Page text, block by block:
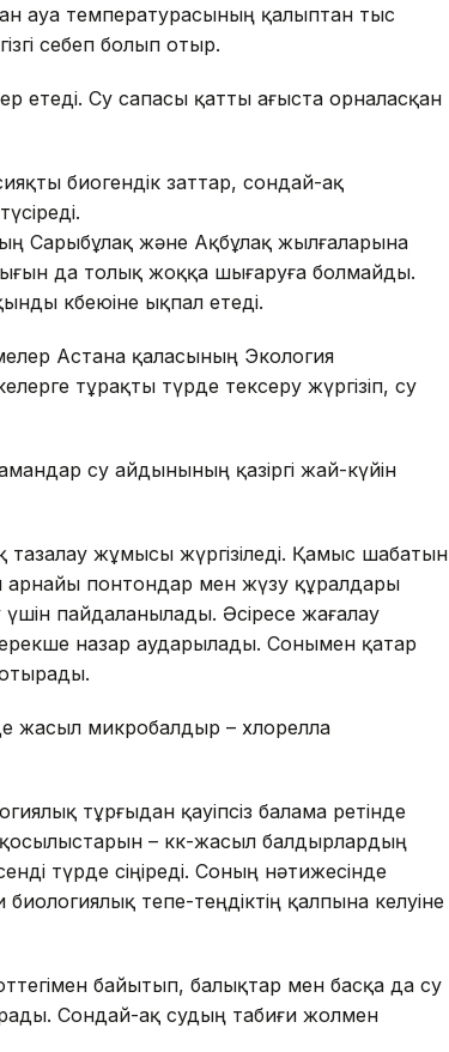
ауа температурасының қалыптан тыс
себеп болып отыр.
етеді. Су сапасы қатты ағыста орналасқан
биогендік заттар, сондай-ақ
Сарыбұлақ және Ақбұлақ жылғаларына
да толық жоққа шығаруға болмайды.
көбеюіне ықпал етеді.
Астана қаласының Экология
тұрақты түрде тексеру жүргізіп, су
су айдынының қазіргі жай-күйін
жұмысы жүргізіледі. Қамыс шабатын
арнайы понтондар мен жүзу құралдары
үшін пайдаланылады. Әсіресе жағалау
назар аударылады. Сонымен қатар
жасыл микробалдыр – хлорелла
тұрғыдан қауіпсіз балама ретінде
– көк-жасыл балдырлардың
түрде сіңіреді. Соның нәтижесінде
тепе-теңдіктің қалпына келуіне
байытып, балықтар мен басқа да су
Сондай-ақ судың табиғи жолмен